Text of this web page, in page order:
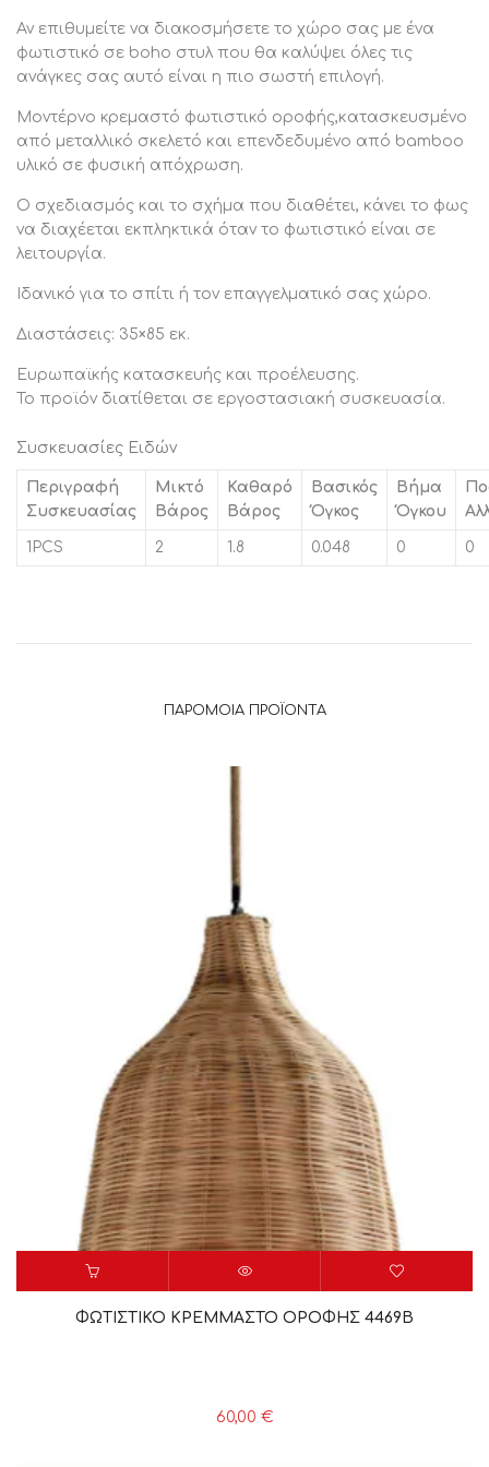
Αν επιθυμείτε να διακοσμήσετε το χώρο σας με ένα
φωτιστικό σε boho στυλ που θα καλύψει όλες τις
ανάγκες σας αυτό είναι η πιο σωστή επιλογή.
Μοντέρνο κρεμαστό φωτιστικό οροφής,κατασκευσμένο
από μεταλλικό σκελετό και επενδεδυμένο από bamboo
υλικό σε φυσική απόχρωση.
Ο σχεδιασμός και το σχήμα που διαθέτει, κάνει το φως
να διαχέεται εκπληκτικά όταν το φωτιστικό είναι σε
λειτουργία.
Ιδανικό για το σπίτι ή τον επαγγελματικό σας χώρο.
Διαστάσεις: 35×85 εκ.
Ευρωπαϊκής κατασκευής και προέλευσης.
Το προϊόν διατίθεται σε εργοστασιακή συσκευασία.
Συσκευασίες Ειδών
Περιγραφή
Συσκευασίας
Μικτό
Βάρος
Καθαρό
Βάρος
Βασικός
Όγκος
Βήμα
Όγκου
1PCS 2 1.8 0.048 0 0
ΠΑΡΌΜΟΙΑ ΠΡΟΪΌΝΤΑ
ΦΩΤΙΣΤΙΚΟ ΚΡΕΜΜΑΣΤΟ ΟΡΟΦΗΣ 4469Β
60,00 €